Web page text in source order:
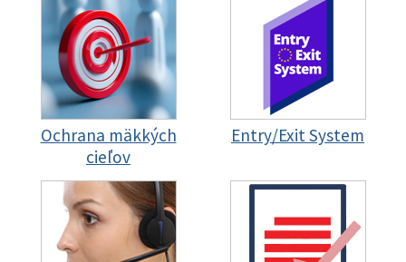
Ochrana mäkkých
cieľov
Entry/Exit System